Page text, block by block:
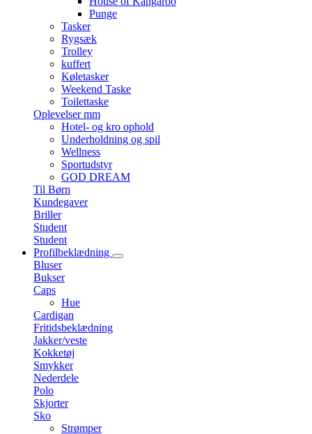
Punge
Tasker
Rygsæk
Trolley
kuffert
Køletasker
Weekend Taske
Toilettaske
Oplevelser mm
Hotel- og kro ophold
Underholdning og spil
Wellness
Sportudstyr
GOD DREAM
Til Børn
Kundegaver
Briller
Student
Student
Profilbeklædning
Bluser
Bukser
Caps
Hue
Cardigan
Fritidsbeklædning
Jakker/veste
Kokketøj
Smykker
Nederdele
Polo
Skjorter
Sko
Strømper